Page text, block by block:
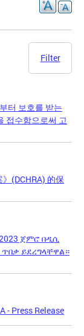
Filter
터 보호를 받는
접수함으로써 고
(DCHRA) 的保
ጀምሮ በዲሲ
ይደረግላቸዋል።
- Press Release